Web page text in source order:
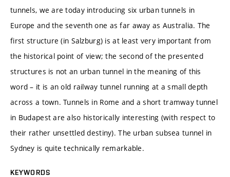
tunnels, we are today introducing six urban tunnels in
Europe and the seventh one as far away as Australia. The
first structure (in Salzburg) is at least very important from
the historical point of view; the second of the presented
structures is not an urban tunnel in the meaning of this
word – it is an old railway tunnel running at a small depth
across a town. Tunnels in Rome and a short tramway tunnel
in Budapest are also historically interesting (with respect to
their rather unsettled destiny). The urban subsea tunnel in
Sydney is quite technically remarkable.
KEYWORDS